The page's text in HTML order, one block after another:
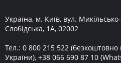
Україна, м. Київ, вул. Микільсько-
Слобідська, 1А, 02002
Тел.: 0 800 215 522 (безкоштовно
України), +38 066 690 87 10